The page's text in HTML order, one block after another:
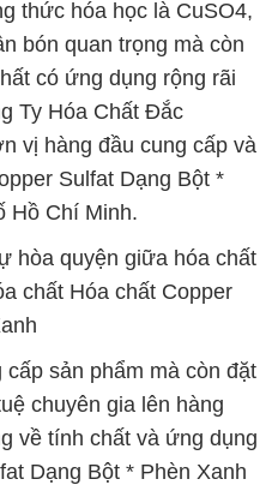
thức hóa học là CuSO4,
bón quan trọng mà còn
có ứng dụng rộng rãi
Ty Hóa Chất Đắc
vị hàng đầu cung cấp và
Sulfat Dạng Bột *
Hồ Chí Minh.
hòa quyện giữa hóa chất
chất Hóa chất Copper
sản phẩm mà còn đặt
chuyên gia lên hàng
về tính chất và ứng dụng
Dạng Bột * Phèn Xanh